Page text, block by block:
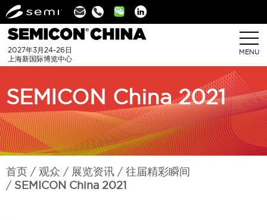
Linkedin
2027年3月24-26日
上海新国际博览中心
MENU
SEMICON China 2021
首页 观众 展览资讯
往届精彩瞬间
SEMICON China 2021